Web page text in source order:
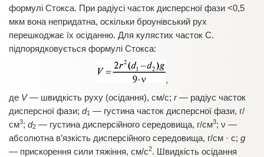
формулi Стокса. При радiусi часток дисперсної фази <0,5
мкм вона непридатна, оскільки броунiвський рух
перешкоджає їх осiданню. Для кулястих часток С.
пiдпорядковується формулi Стокса:
,
де V— швидкість руху (осiдання), см/с; r— радiус часток
дисперсної фази; d1 — густина часток дисперсної фази, г/
см3; d2 — густина дисперсiйного середовища, г/см3; ν —
абсолютна в’язкiсть дисперсiйного середовища, г/см · с; g
— прискорення сили тяжiння, см/с2. Швидкiсть осiдання